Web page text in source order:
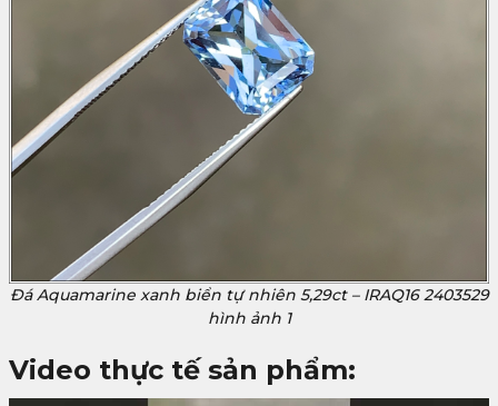
Đá Aquamarine xanh biển tự nhiên 5,29ct – IRAQ16 2403529
hình ảnh 1
Video thực tế sản phẩm: